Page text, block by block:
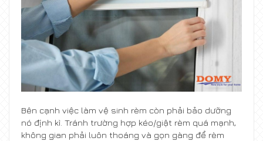
Bên cạnh việc làm vệ sinh rèm còn phải bảo dưỡng
nó định kì. Tránh trường hợp kéo/giật rèm quá mạnh,
không gian phải luôn thoáng và gọn gàng để rèm